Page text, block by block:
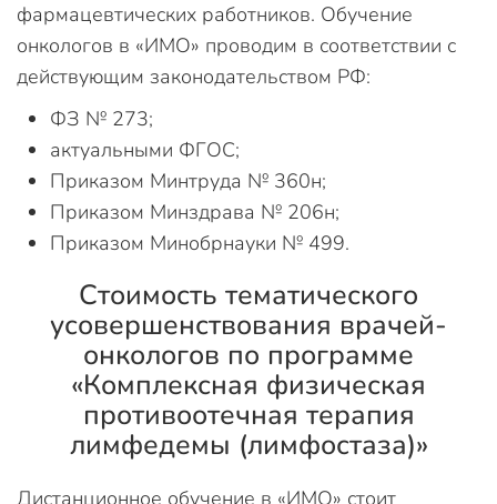
фармацевтических работников. Обучение
онкологов в «ИМО» проводим в соответствии с
действующим законодательством РФ:
ФЗ № 273;
актуальными ФГОС;
Приказом Минтруда № 360н;
Приказом Минздрава № 206н;
Приказом Минобрнауки № 499.
Стоимость тематического
усовершенствования врачей-
онкологов по программе
«Комплексная физическая
противоотечная терапия
лимфедемы (лимфостаза)»
Дистанционное обучение в «ИМО» стоит